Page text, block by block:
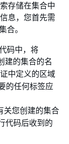
存储在集合中
息，您首先需
合。
码中，将
建的集合的名
中定义的区域
的任何标签应
关您创建的集合
代码后收到的